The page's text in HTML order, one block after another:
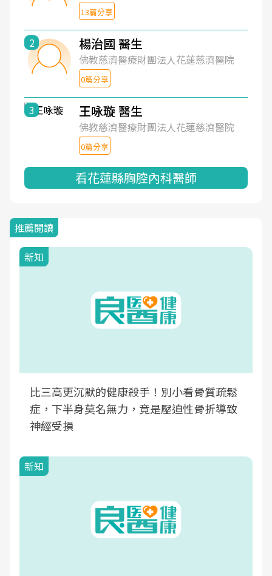
13篇分享
2 楊治國 醫生
佛教慈濟醫療財團法人花蓮慈濟醫院
0篇分享
3 王咏璇 醫生
佛教慈濟醫療財團法人花蓮慈濟醫院
0篇分享
看花蓮縣胸腔內科醫師
推薦閱讀
新知
比三高更沉默的健康殺手！別小看骨質疏鬆
症，下半身莫名無力，竟是壓迫性骨折導致
神經受損
新知